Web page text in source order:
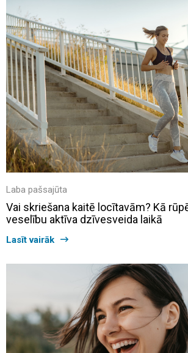
Laba pašsajūta
Vai skriešana kaitē locītavām? Kā
veselību aktīva dzīvesveida laikā
Lasīt vairāk